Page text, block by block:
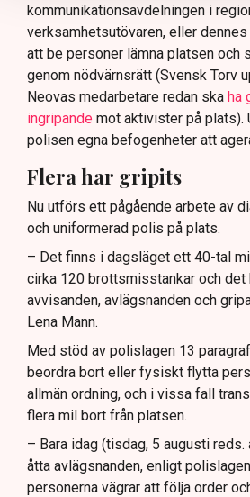
kommunikationsavdelningen i
verksamhetsutövaren, eller
att be personer lämna platsen och
genom nödvärnsrätt (Svensk Torv
Neovas medarbetare redan ska ha
ingripande mot aktivister på plats).
polisen egna befogenheter att
Flera har gripits
Nu utförs ett pågående arbete av
och uniformerad polis på plats.
– Det finns i dagsläget ett 40-tal
cirka 120 brottsmisstankar och det
avvisanden, avlägsnanden och
Lena Mann.
Med stöd av polislagen 13
beordra bort eller fysiskt flytta
allmän ordning, och i vissa fall
flera mil bort från platsen.
– Bara idag (tisdag, 5 augusti reds.
åtta avlägsnanden, enligt
personerna vägrar att följa order